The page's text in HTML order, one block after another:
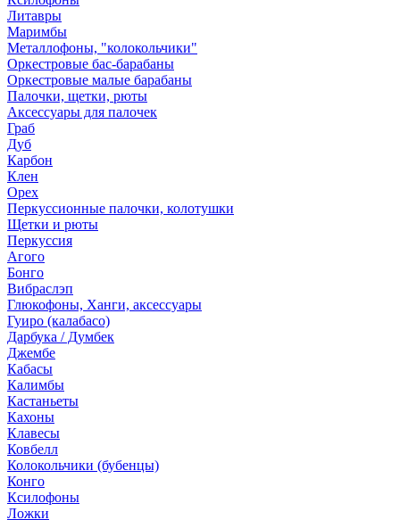
Литавры
Маримбы
Металлофоны, "колокольчики"
Оркестровые бас-барабаны
Оркестровые малые барабаны
Палочки, щетки, рюты
Аксессуары для палочек
Граб
Дуб
Карбон
Клен
Орех
Перкуссионные палочки, колотушки
Щетки и рюты
Перкуссия
Агого
Бонго
Вибраслэп
Глюкофоны, Ханги, аксессуары
Гуиро (калабасо)
Дарбука / Думбек
Джембе
Кабасы
Калимбы
Кастаньеты
Кахоны
Клавесы
Ковбелл
Колокольчики (бубенцы)
Конго
Ксилофоны
Ложки